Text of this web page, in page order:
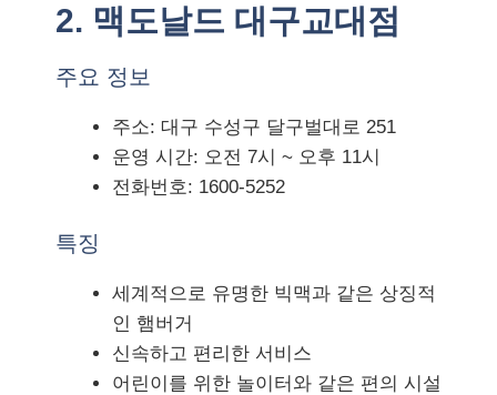
2. 맥도날드 대구교대점
주요 정보
주소: 대구 수성구 달구벌대로 251
운영 시간: 오전 7시 ~ 오후 11시
전화번호: 1600-5252
특징
세계적으로 유명한 빅맥과 같은 상징적
인 햄버거
신속하고 편리한 서비스
어린이를 위한 놀이터와 같은 편의 시설